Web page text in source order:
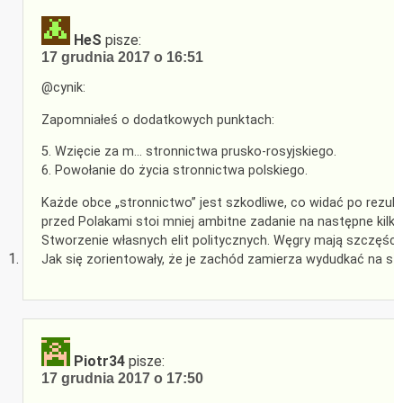
HeS pisze:
17 grudnia 2017 o 16:51
@cynik:
Zapomniałeś o dodatkowych punktach:
5. Wzięcie za m… stronnictwa prusko-rosyjskiego.
6. Powołanie do życia stronnictwa polskiego.
Każde obce „stronnictwo” jest szkodliwe, co widać po
przed Polakami stoi mniej ambitne zadanie na następne
Stworzenie własnych elit politycznych. Węgry mają
Jak się zorientowały, że je zachód zamierza wydudkać na
Piotr34 pisze:
17 grudnia 2017 o 17:50